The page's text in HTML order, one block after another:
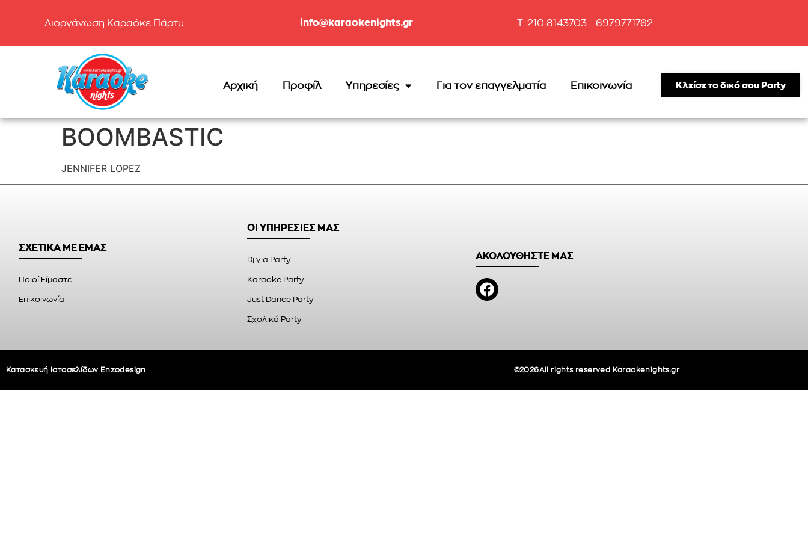
Διοργάνωση Καραόκε Πάρτυ info@karaokenights.gr T: 210 8143703 - 6979771762
Αρχική Προφίλ Υπηρεσίες Για τον επαγγελματία Επικοινωνία Κλείσε το δικό σου Party
BOOMBASTIC
JENNIFER LOPEZ
ΣΧΕΤΙΚΑ ΜΕ ΕΜΑΣ
Ποιοί Είμαστε
Επικοινωνία
ΟΙ ΥΠΗΡΕΣΙΕΣ ΜΑΣ
Dj για Party
Karaoke Party
Just Dance Party
Σχολικά Party
ΑΚΟΛΟΥΘΗΣΤΕ ΜΑΣ
Κατασκευή Ιστοσελίδων Enzodesign ©2026All rights reserved Karaokenights.gr